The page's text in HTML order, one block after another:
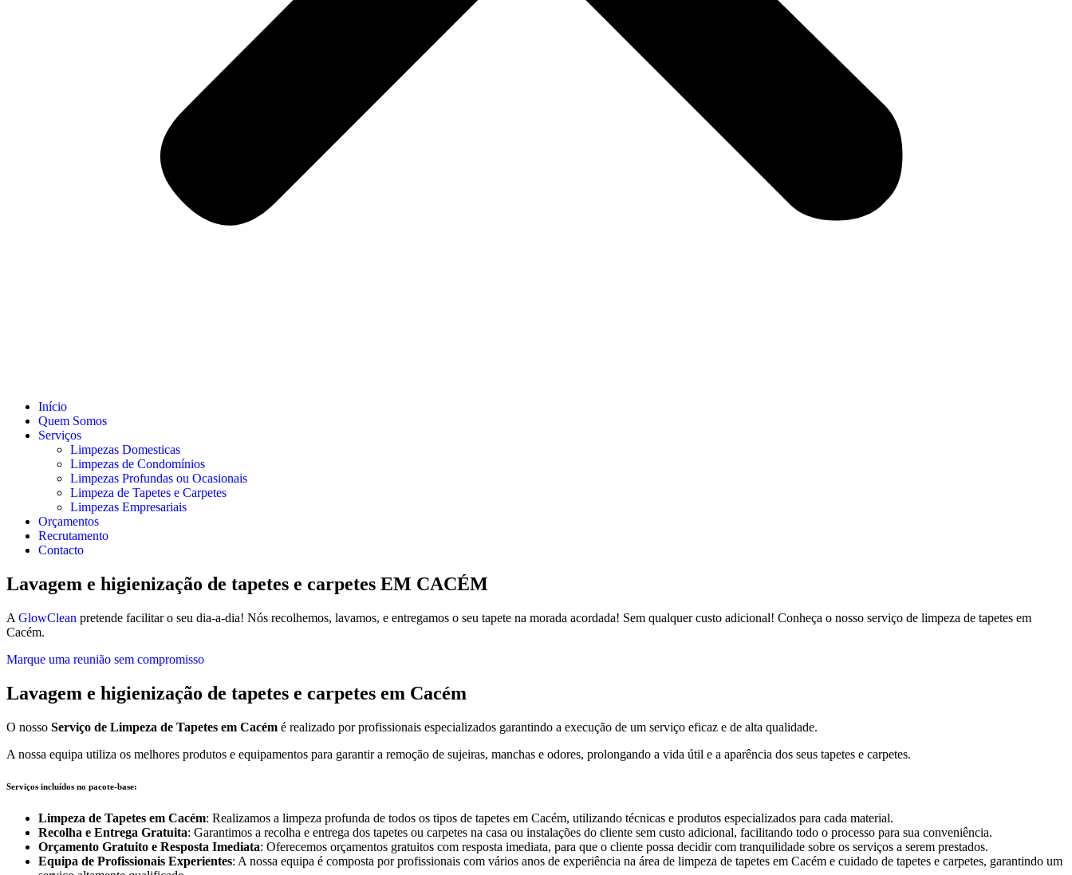
Início
Quem Somos
Serviços
Limpezas Domesticas
Limpezas de Condomínios
Limpezas Profundas ou Ocasionais
Limpeza de Tapetes e Carpetes
Limpezas Empresariais
Orçamentos
Recrutamento
Contacto
Lavagem e higienização de tapetes e carpetes EM CACÉM
A GlowClean pretende facilitar o seu dia-a-dia! Nós recolhemos, lavamos, e entregamos o seu tapete na morada acordada! Sem qualquer custo adicional! Conheça o nosso serviço de limpeza de tapetes em
Cacém.
Marque uma reunião sem compromisso
Lavagem e higienização de tapetes e carpetes em Cacém
O nosso Serviço de Limpeza de Tapetes em Cacém é realizado por profissionais especializados garantindo a execução de um serviço eficaz e de alta qualidade.
A nossa equipa utiliza os melhores produtos e equipamentos para garantir a remoção de sujeiras, manchas e odores, prolongando a vida útil e a aparência dos seus tapetes e carpetes.
Serviços incluídos no pacote-base:
Limpeza de Tapetes em Cacém: Realizamos a limpeza profunda de todos os tipos de tapetes em Cacém, utilizando técnicas e produtos especializados para cada material.
Recolha e Entrega Gratuita: Garantimos a recolha e entrega dos tapetes ou carpetes na casa ou instalações do cliente sem custo adicional, facilitando todo o processo para sua conveniência.
Orçamento Gratuito e Resposta Imediata: Oferecemos orçamentos gratuitos com resposta imediata, para que o cliente possa decidir com tranquilidade sobre os serviços a serem prestados.
Equipa de Profissionais Experientes: A nossa equipa é composta por profissionais com vários anos de experiência na área de limpeza de tapetes em Cacém e cuidado de tapetes e carpetes, garantindo um